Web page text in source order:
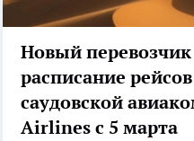
Новый
расписание
саудовской
Airlines с 5 марта